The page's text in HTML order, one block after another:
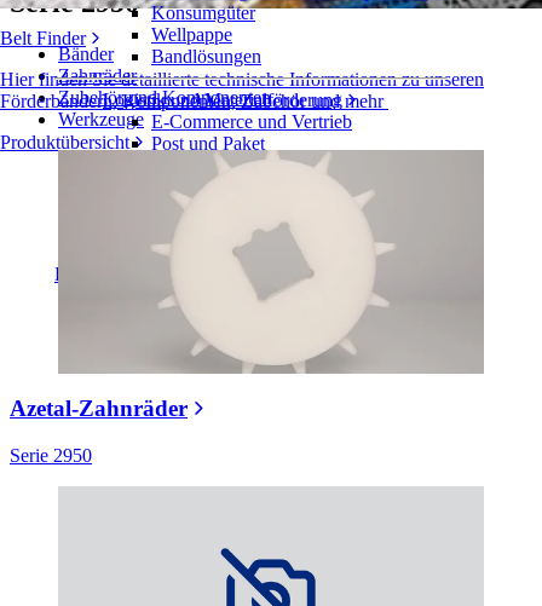
Belt Finder
Hier finden Sie detaillierte technische Informationen zu unseren
Förderbändern, Komponenten, Zubehör und mehr
Produktübersicht
Konsumgüter
Wellpappe
Bandlösungen
Logistik und Materialförderung
E-Commerce und Vertrieb
Post und Paket
Reifen- und Automobilindustrie
Reifen
Automobilindustrie
EV-Batterien
Industrieproduktion
Branchenübersicht
Bänder
Zahnräder
Zubehör und Komponenten
Werkzeuge
Azetal-Zahnräder
Serie 2950